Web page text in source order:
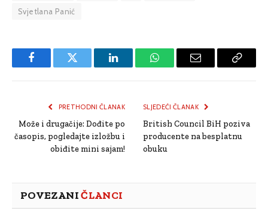
Svjetlana Panić
FacebookTwitter LinkedInWhatsAppEmail
Copy
PRETHODNI ČLANAK
Može i drugačije: Dođite po
časopis, pogledajte izložbu i
obiđite mini sajam!
SLJEDEĆI ČLANAK
British Council BiH poziva
producente na besplatnu
obuku
POVEZANIČLANCI